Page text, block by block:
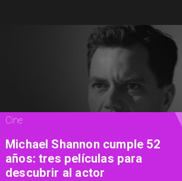
Teatro
"Close To Me": el nuevo musical
del Teatro Municipal de Las
Condes promete conquistar
con los grandes éxitos pop de